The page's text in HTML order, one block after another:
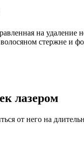
на
стержне и
лазером
от него на